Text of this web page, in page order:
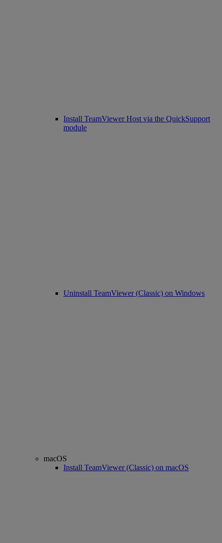
Install TeamViewer Host via the QuickSupport
module
Uninstall TeamViewer (Classic) on Windows
macOS
Install TeamViewer (Classic) on macOS